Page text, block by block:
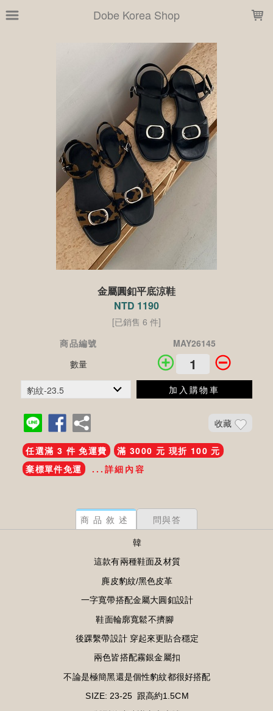
Dobe Korea Shop
金屬圓釦平底涼鞋
NTD 1190
[已銷售 6 件]
商品編號
MAY26145
數量
加入購物車
收藏
任選滿 3 件 免運費
滿 3000 元 現折 100 元
棄標單件免運
...詳細內容
商品敘述 問與答